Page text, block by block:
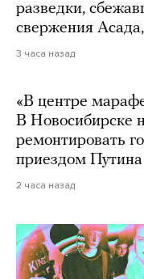
разведки,
свержения
3 часа назад
«В центре
В Новосибирске
ремонтировать
приездом Путина
2 часа назад